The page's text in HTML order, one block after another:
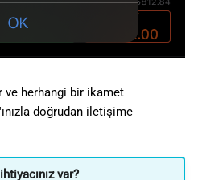
herhangi bir ikamet
doğrudan iletişime
var?